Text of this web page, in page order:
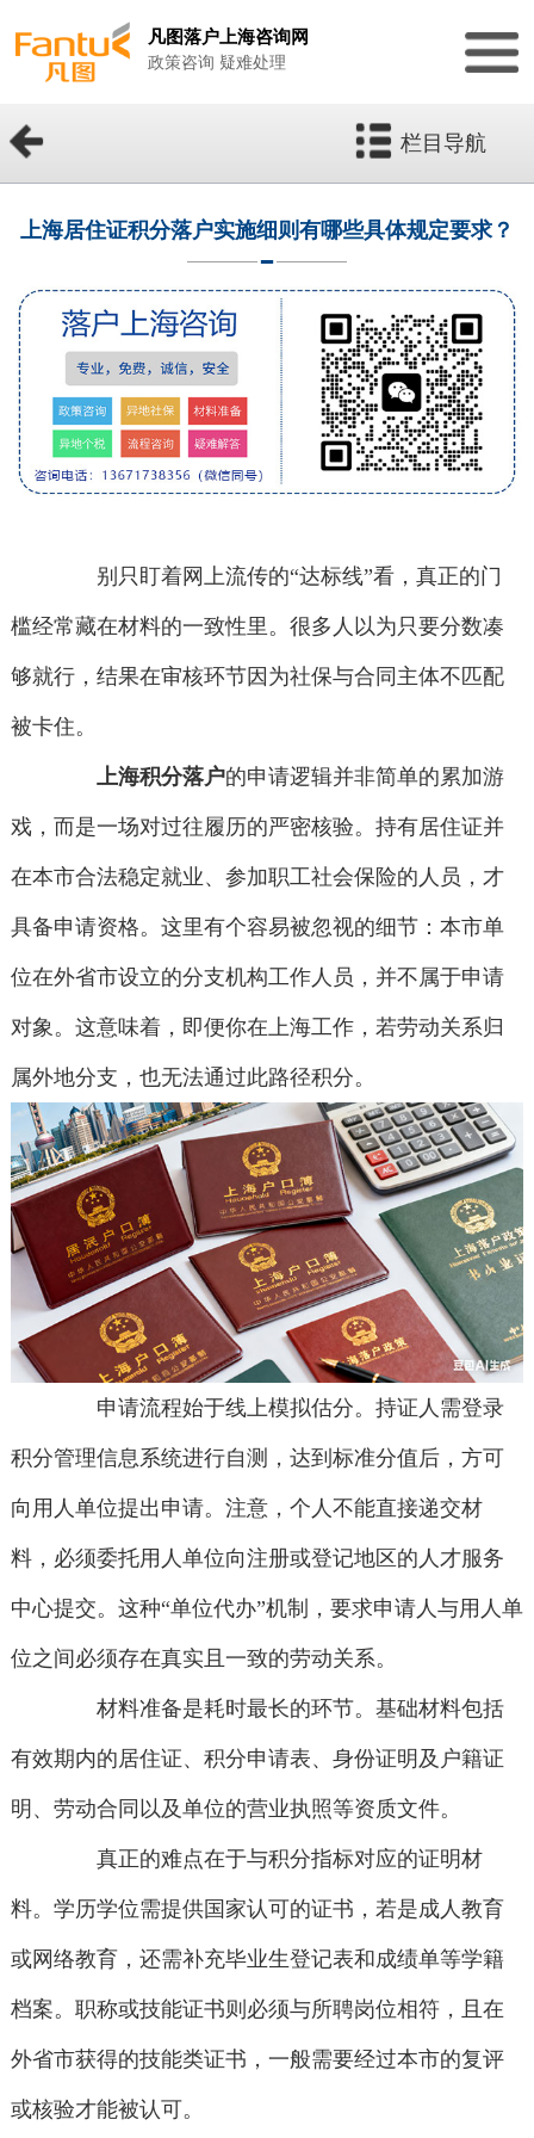
凡图落户上海咨询网
政策咨询 疑难处理
栏目导航
上海居住证积分落户实施细则有哪些具体规定要求？
别只盯着网上流传的“达标线”看，真正的门
槛经常藏在材料的一致性里。很多人以为只要分数凑
够就行，结果在审核环节因为社保与合同主体不匹配
被卡住。
上海积分落户的申请逻辑并非简单的累加游
戏，而是一场对过往履历的严密核验。持有居住证并
在本市合法稳定就业、参加职工社会保险的人员，才
具备申请资格。这里有个容易被忽视的细节：本市单
位在外省市设立的分支机构工作人员，并不属于申请
对象。这意味着，即便你在上海工作，若劳动关系归
属外地分支，也无法通过此路径积分。
申请流程始于线上模拟估分。持证人需登录
积分管理信息系统进行自测，达到标准分值后，方可
向用人单位提出申请。注意，个人不能直接递交材
料，必须委托用人单位向注册或登记地区的人才服务
中心提交。这种“单位代办”机制，要求申请人与用人单
位之间必须存在真实且一致的劳动关系。
材料准备是耗时最长的环节。基础材料包括
有效期内的居住证、积分申请表、身份证明及户籍证
明、劳动合同以及单位的营业执照等资质文件。
真正的难点在于与积分指标对应的证明材
料。学历学位需提供国家认可的证书，若是成人教育
或网络教育，还需补充毕业生登记表和成绩单等学籍
档案。职称或技能证书则必须与所聘岗位相符，且在
外省市获得的技能类证书，一般需要经过本市的复评
或核验才能被认可。